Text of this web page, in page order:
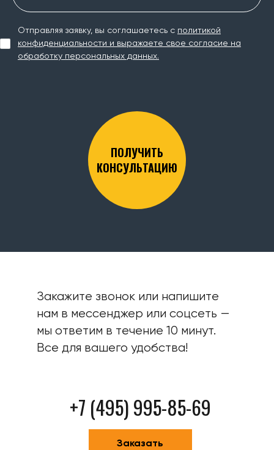
Отправляя заявку, вы соглашаетесь с политикой
конфиденциальности и выражаете свое согласие на
обработку персональных данных.
ПОЛУЧИТЬ
КОНСУЛЬТАЦИЮ
Закажите звонок или напишите
нам в мессенджер или соцсеть —
мы ответим в течение 10 минут.
Все для вашего удобства!
+7 (495) 995-85-69
Заказать